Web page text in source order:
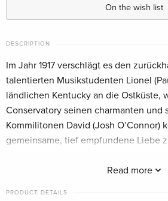
German
French
Standard edition
Italian
On the wish list
DESCRIPTION
Read more
Im Jahr 1917 verschlägt es den
talentierten Musikstudenten Lionel
ländlichen Kentucky an die Ostküste,
Conservatory seinen charmanten und
Kommilitonen David (Josh O’Connor)
gemeinsame, tief empfundene Liebe
als Soldat eingezogen. Einige Jahre
PRODUCT DETAILS